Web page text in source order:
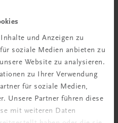
und Anzeigen zu
soziale Medien anbieten zu
Website zu analysieren.
zu Ihrer Verwendung
für soziale Medien,
Unsere Partner führen diese
mit weiteren Daten